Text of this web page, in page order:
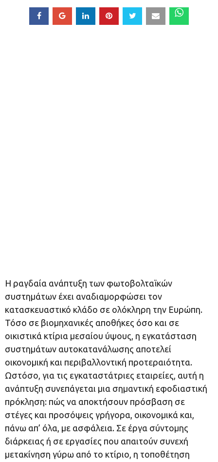
Η ραγδαία ανάπτυξη των φωτοβολταϊκών
συστημάτων έχει αναδιαμορφώσει τον
κατασκευαστικό κλάδο σε ολόκληρη την Ευρώπη.
Τόσο σε βιομηχανικές αποθήκες όσο και σε
οικιστικά κτίρια μεσαίου ύψους, η εγκατάσταση
συστημάτων αυτοκατανάλωσης αποτελεί
οικονομική και περιβαλλοντική προτεραιότητα.
Ωστόσο, για τις εγκαταστάτριες εταιρείες, αυτή η
ανάπτυξη συνεπάγεται μια σημαντική εφοδιαστική
πρόκληση: πώς να αποκτήσουν πρόσβαση σε
στέγες και προσόψεις γρήγορα, οικονομικά και,
πάνω απ’ όλα, με ασφάλεια. Σε έργα σύντομης
διάρκειας ή σε εργασίες που απαιτούν συνεχή
μετακίνηση γύρω από το κτίριο, η τοποθέτηση